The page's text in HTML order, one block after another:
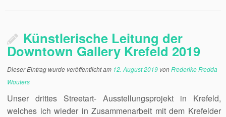
Künstlerische Leitung der
Downtown Gallery Krefeld 2019
Dieser Eintrag wurde veröffentlicht am 12. August 2019 vonFrederike Fredda
Wouters
Unser drittes Streetart- Ausstellungsprojekt in Krefeld,
welches ich wieder in Zusammenarbeit mit dem Krefelder